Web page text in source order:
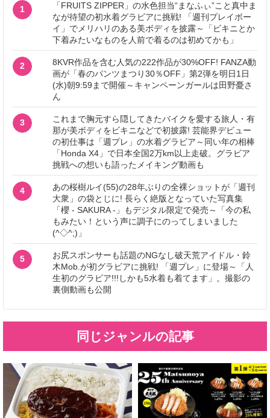
1
「FRUITS ZIPPER」の水色担当“まなふぃ”こと真中ま
なが待望の初水着グラビアに挑戦! 「週刊プレイボー
イ」でメリハリのある美ボディを披露～「ビキニとか
下着みたいなものを人前で着るのは初めてかも」
2
8KVR作品を含む人気の222作品が30%OFF! FANZA動
画が「春のパンツまつり30％OFF」第2弾を明日1日
(水)朝9:59まで開催～キャンペーンガールは田野憂さ
ん
3
これまで胸元すら隠してきたバイクを愛する旅人・有
那が美ボディをビキニなどで初披露! 芸能界デビュー
の初仕事は「週プレ」の水着グラビア～同い年の相棒
「Honda X4」で日本全国2万km以上走破。グラビア
挑戦への想いも語ったメイキング動画も
4
あの桜樹ルイ(55)の28年ぶりの全裸ショットが「週刊
大衆」の袋とじに! 長らく絶版となっていた写真集
「櫻 - SAKURA -」もデジタル限定で発売～「今の私
もみたい！という声に調子にのってしまいました
(^◇^;)」
5
お尻スポンサーも話題のNGなし破天荒アイドル・鈴
木Mob.が初グラビアに挑戦! 「週プレ」に登場～「人
生初のグラビア!!!しかも5水着も着てます」。撮影の
裏側動画も公開
同じジャンルの記事